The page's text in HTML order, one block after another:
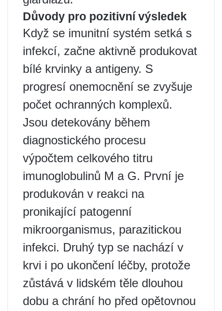
Důvody pro pozitivní výsledek
Když se imunitní systém setká s
infekcí, začne aktivně produkovat
bílé krvinky a antigeny. S
progresí onemocnění se zvyšuje
počet ochranných komplexů.
Jsou detekovány během
diagnostického procesu
výpočtem celkového titru
imunoglobulinů M a G. První je
produkován v reakci na
pronikající patogenní
mikroorganismus, parazitickou
infekci. Druhý typ se nachází v
krvi i po ukončení léčby, protože
zůstává v lidském těle dlouhou
dobu a chrání ho před opětovnou